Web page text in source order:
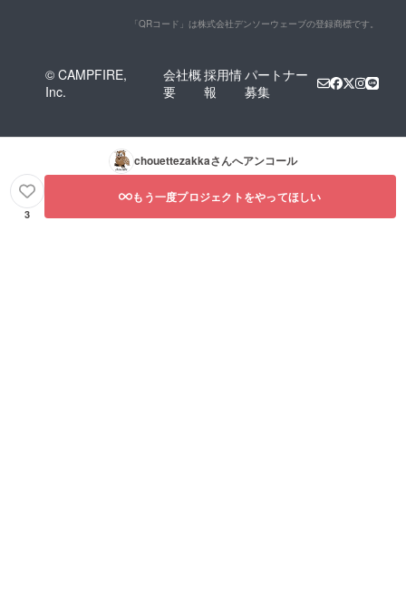
「QRコード」は株式会社デンソーウェーブの登録商標です。
© CAMPFIRE,
Inc.
会社概
要
採用情
報
パートナー
募集
chouettezakkaさんへアンコール
3
もう一度プロジェクトをやってほしい